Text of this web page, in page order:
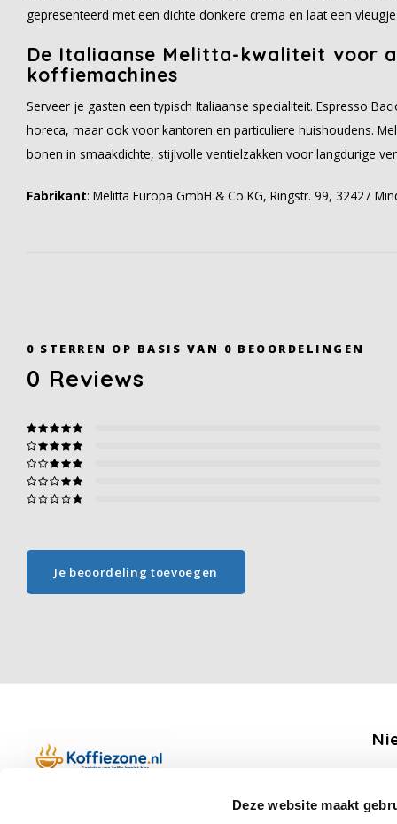
Deze website maakt
gepresenteerd met een dichte donkere crema en laat een
De Italiaanse Melitta-kwaliteit voor
koffiemachines
Serveer je gasten een typisch Italiaanse specialiteit. Espresso
horeca, maar ook voor kantoren en particuliere huishoudens.
bonen in smaakdichte, stijlvolle ventielzakken voor langdurige
Fabrikant: Melitta Europa GmbH & Co KG, Ringstr. 99, 32427
0 STERREN OP BASIS VAN 0 BEOORDELINGEN
0 Reviews
Je beoordeling toevoegen